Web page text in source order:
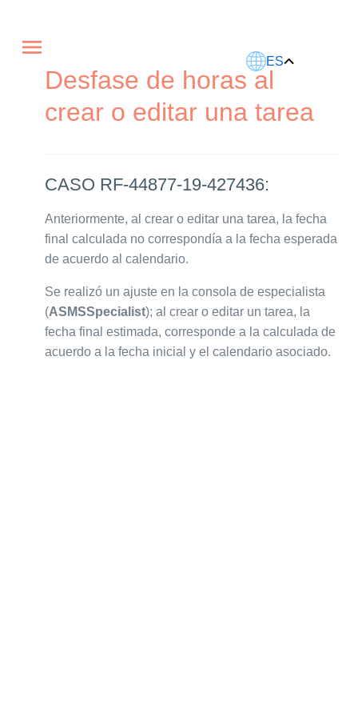
ES
Desfase de horas al
crear o editar una tarea
CASO RF-44877-19-427436:
Anteriormente, al crear o editar una tarea, la fecha
final calculada no correspondía a la fecha esperada
de acuerdo al calendario.
Se realizó un ajuste en la consola de especialista
(ASMSSpecialist); al crear o editar un tarea, la
fecha final estimada, corresponde a la calculada de
acuerdo a la fecha inicial y el calendario asociado.